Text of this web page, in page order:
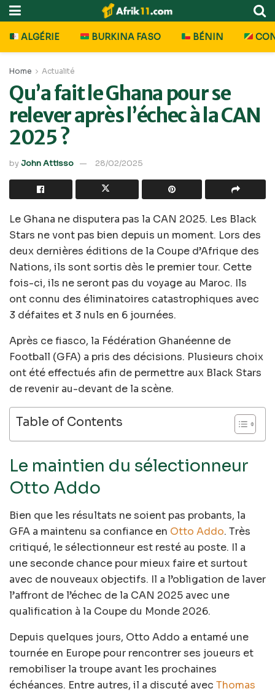
ALGÉRIE BURKINA FASO BÉNIN
Home Actualité
Qu’a fait le Ghana pour se
relever après l’échec à la CAN
2025 ?
byJohn Attisso 28/02/2025
Le Ghana ne disputera pas la CAN 2025. Les Black
Stars ne vont pas bien depuis un moment. Lors des
deux dernières éditions de la Coupe d’Afrique des
Nations, ils sont sortis dès le premier tour. Cette
fois-ci, ils ne seront pas du voyage au Maroc. Ils
ont connu des éliminatoires catastrophiques avec
3 défaites et 3 nuls en 6 journées.
Après ce fiasco, la Fédération Ghanéenne de
Football (GFA) a pris des décisions. Plusieurs choix
ont été effectués afin de permettre aux Black Stars
de revenir au-devant de la scène.
Table of Contents
Le maintien du sélectionneur
Otto Addo
Bien que les résultats ne soient pas probants, la
GFA a maintenu sa confiance en Otto Addo. Très
critiqué, le sélectionneur est resté au poste. Il a
une seconde chance pour mieux faire et surtout
avec de nouveaux objectifs. Il a l’obligation de laver
l’affront de l’échec de la CAN 2025 avec une
qualification à la Coupe du Monde 2026.
Depuis quelques jours, Otto Addo a entamé une
tournée en Europe pour rencontrer ses joueurs et
remobiliser la troupe avant les prochaines
échéances. Entre autres, il a discuté avec Thomas